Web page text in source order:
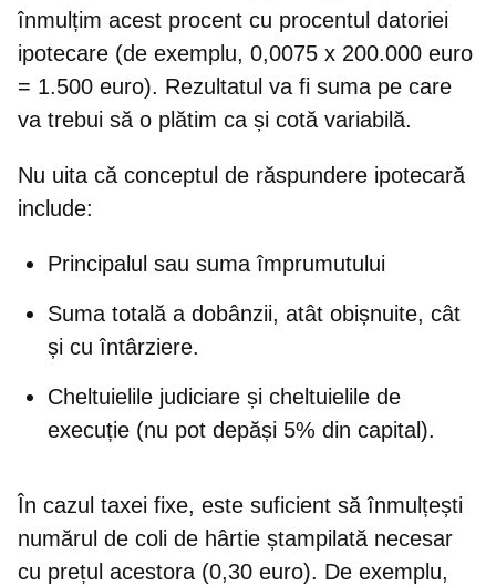
înmulțim acest procent cu procentul datoriei
ipotecare (de exemplu, 0,0075 x 200.000 euro
= 1.500 euro). Rezultatul va fi suma pe care
va trebui să o plătim ca și cotă variabilă.
Nu uita că conceptul de răspundere ipotecară
include:
Principalul sau suma împrumutului
Suma totală a dobânzii, atât obișnuite, cât
și cu întârziere.
Cheltuielile judiciare și cheltuielile de
execuție (nu pot depăși 5% din capital).
În cazul taxei fixe, este suficient să înmulțești
numărul de coli de hârtie ștampilată necesar
cu prețul acestora (0,30 euro). De exemplu,